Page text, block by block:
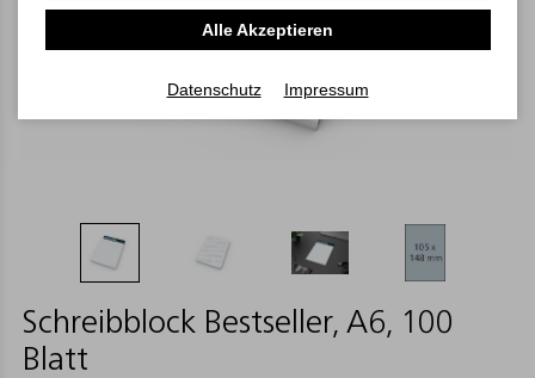
Schreibblock Bestseller, A6, 100
Blatt
Alle Akzeptieren
Datenschutz Impressum